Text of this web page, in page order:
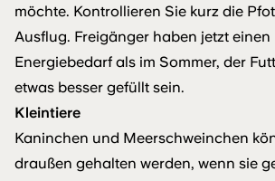
möchte. Kontrollieren Sie kurz die
Ausflug. Freigänger haben jetzt einen
Energiebedarf als im Sommer, der
etwas besser gefüllt sein.
Kleintiere
Kaninchen und Meerschweinchen
draußen gehalten werden, wenn sie